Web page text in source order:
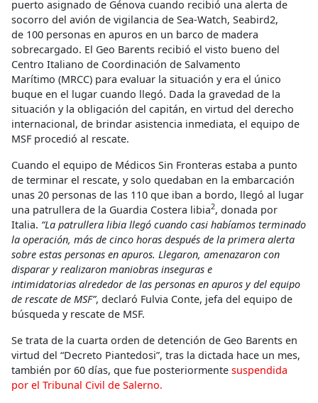
puerto asignado de Génova cuando recibió una alerta de
socorro del avión de vigilancia de Sea-Watch, Seabird2,
de 100 personas en apuros en un barco de madera
sobrecargado. El Geo Barents recibió el visto bueno del
Centro Italiano de Coordinación de Salvamento
Marítimo (MRCC) para evaluar la situación y era el único
buque en el lugar cuando llegó. Dada la gravedad de la
situación y la obligación del capitán, en virtud del derecho
internacional, de brindar asistencia inmediata, el equipo de
MSF procedió al rescate.
Cuando el equipo de Médicos Sin Fronteras estaba a punto
de terminar el rescate, y solo quedaban en la embarcación
unas 20 personas de las 110 que iban a bordo, llegó al lugar
una patrullera de la Guardia Costera libia2, donada por
Italia. “La patrullera libia llegó cuando casi habíamos terminado
la operación, más de cinco horas después de la primera alerta
sobre estas personas en apuros. Llegaron, amenazaron con
disparar y realizaron maniobras inseguras e
intimidatorias alrededor de las personas en apuros y del equipo
de rescate de MSF”, declaró Fulvia Conte, jefa del equipo de
búsqueda y rescate de MSF.
Se trata de la cuarta orden de detención de Geo Barents en
virtud del “Decreto Piantedosi”, tras la dictada hace un mes,
también por 60 días, que fue posteriormente suspendida
por el Tribunal Civil de Salerno.